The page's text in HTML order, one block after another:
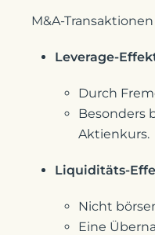
M&A-
Leverage-
Durch
Besonders
Aktienkurs.
Liquiditäts-
Nicht
Eine